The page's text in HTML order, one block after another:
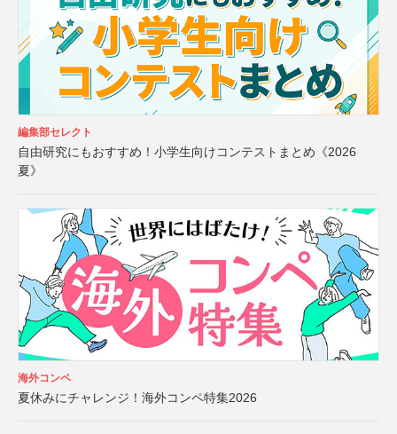
編集部セレクト
自由研究にもおすすめ！小学生向けコンテストまとめ《2026
夏》
海外コンペ
夏休みにチャレンジ！海外コンペ特集2026